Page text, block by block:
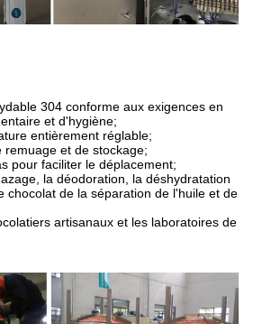
304 conforme aux exigences en
et d'hygiène;
entièrement réglable;
et de stockage;
pour faciliter le déplacement;
la déodoration, la déshydratation
chocolat de la séparation de l'huile et de
artisanaux et les laboratoires de